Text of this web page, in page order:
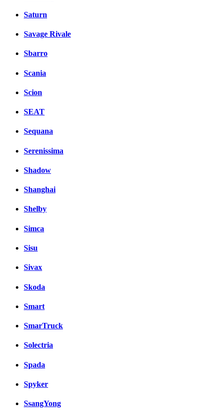
Saturn
Savage Rivale
Sbarro
Scania
Scion
SEAT
Sequana
Serenissima
Shadow
Shanghai
Shelby
Simca
Sisu
Sivax
Skoda
Smart
SmarTruck
Solectria
Spada
Spyker
SsangYong